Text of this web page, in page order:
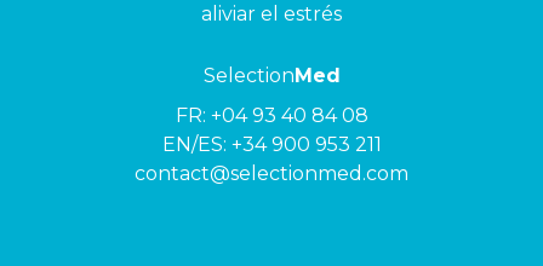
aliviar el estrés
SelectionMed
FR: +04 93 40 84 08
EN/ES: +34 900 953 211
contact@selectionmed.com